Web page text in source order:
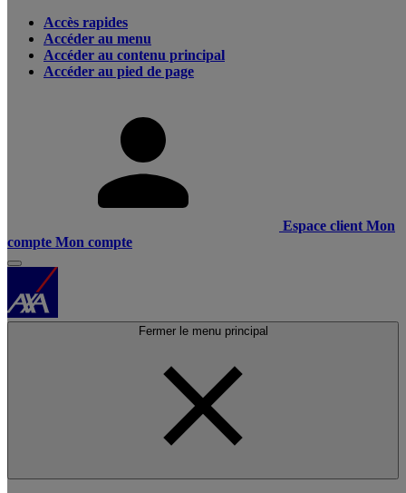
Accès rapides
Accéder au menu
Accéder au contenu principal
Accéder au pied de page
Espace client Mon
compte Mon compte
Fermer le menu principal